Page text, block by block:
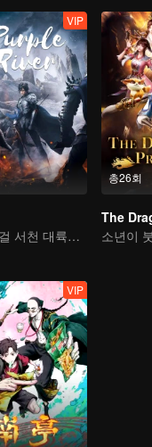
VIP
자천 삼걸 서천 대륙을 종횡하다
총26회
The
VIP